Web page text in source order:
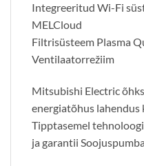
Integreeritud Wi-Fi
MELCloud
Filtrisüsteem Plasma
Ventilaatorrežiim
Mitsubishi Electric
energiatõhus lahendus
Tipptasemel
ja garantii